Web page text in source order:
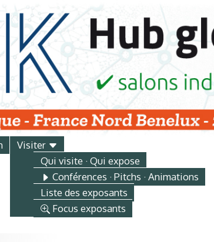
Visiter
Qui visite · Qui expose
Conférences · Pitchs · Animations
Liste des exposants
Focus exposants